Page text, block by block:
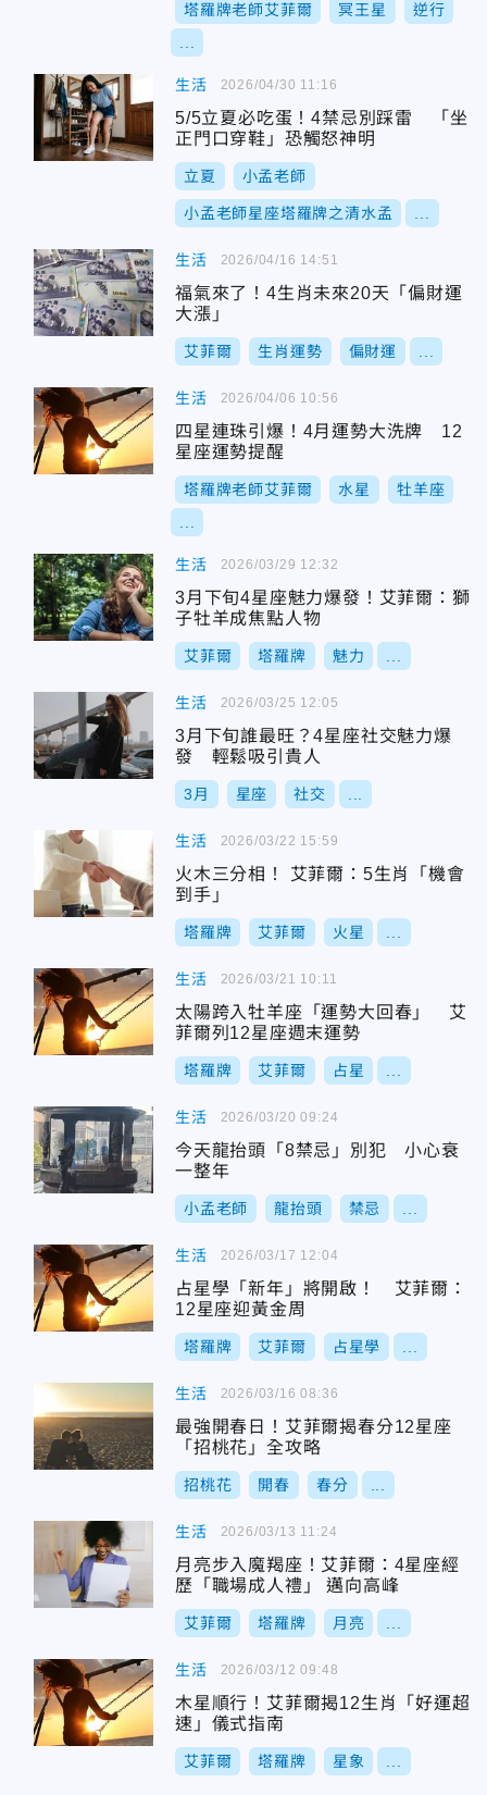
塔羅牌老師艾菲爾 冥王星 逆行
生活
5/5立夏必吃蛋！4禁忌別踩雷 「坐
正門口穿鞋」恐觸怒神明
立夏 小孟老師
小孟老師星座塔羅牌之清水孟
2026/04/30 11:16
生活
福氣來了！4生肖未來20天「偏財運
大漲」
艾菲爾 生肖運勢 偏財運
2026/04/16 14:51
生活
四星連珠引爆！4月運勢大洗牌 12
星座運勢提醒
塔羅牌老師艾菲爾 水星 牡羊座
2026/04/06 10:56
生活
3月下旬4星座魅力爆發！艾菲爾：獅
子牡羊成焦點人物
艾菲爾 塔羅牌 魅力
2026/03/29 12:32
生活
3月下旬誰最旺？4星座社交魅力爆
發 輕鬆吸引貴人
3月 星座 社交
2026/03/25 12:05
生活
火木三分相！ 艾菲爾：5生肖「機會
到手」
塔羅牌 艾菲爾 火星
2026/03/22 15:59
生活
太陽跨入牡羊座「運勢大回春」 艾
菲爾列12星座週末運勢
塔羅牌 艾菲爾 占星
2026/03/21 10:11
生活
今天龍抬頭「8禁忌」別犯 小心衰
一整年
小孟老師 龍抬頭 禁忌
2026/03/20 09:24
生活
占星學「新年」將開啟！ 艾菲爾：
12星座迎黃金周
塔羅牌 艾菲爾 占星學
2026/03/17 12:04
生活
最強開春日！艾菲爾揭春分12星座
「招桃花」全攻略
招桃花 開春 春分
2026/03/16 08:36
生活
月亮步入魔羯座！艾菲爾：4星座經
歷「職場成人禮」 邁向高峰
艾菲爾 塔羅牌 月亮
2026/03/13 11:24
生活
木星順行！艾菲爾揭12生肖「好運超
速」儀式指南
艾菲爾 塔羅牌 星象
2026/03/12 09:48